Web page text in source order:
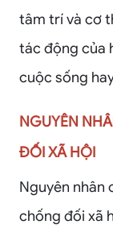
tâm trí và cơ
tác động của
cuộc sống
NGUYÊN
ĐỐI XÃ HỘI
Nguyên nhân
chống đối xã